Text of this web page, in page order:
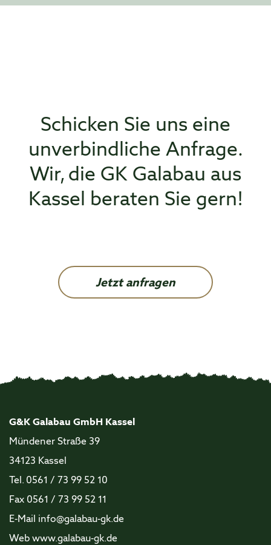
Schicken Sie uns eine
unverbindliche Anfrage.
Wir, die GK Galabau aus
Kassel beraten Sie gern!
Jetzt anfragen
G&K Galabau GmbH Kassel
Mündener Straße 39
34123 Kassel
Tel. 0561 / 73 99 52 10
Fax 0561 / 73 99 52 11
E-Mail info@galabau-gk.de
Web www.galabau-gk.de